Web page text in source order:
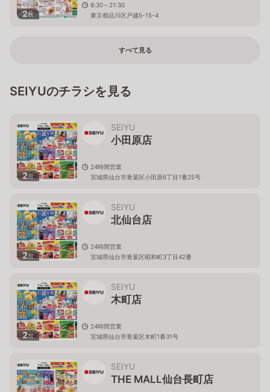
2枚
8:30～21:30
東京都品川区戸越5-15-4
すべて見る
SEIYUのチラシを見る
2枚
SEIYU
小田原店
24時間営業
宮城県仙台市青葉区小田原6丁目1番25号
2枚
SEIYU
北仙台店
24時間営業
宮城県仙台市青葉区昭和町3丁目42番
2枚
SEIYU
木町店
24時間営業
宮城県仙台市青葉区木町1番31号
SEIYU
THE MALL仙台長町店